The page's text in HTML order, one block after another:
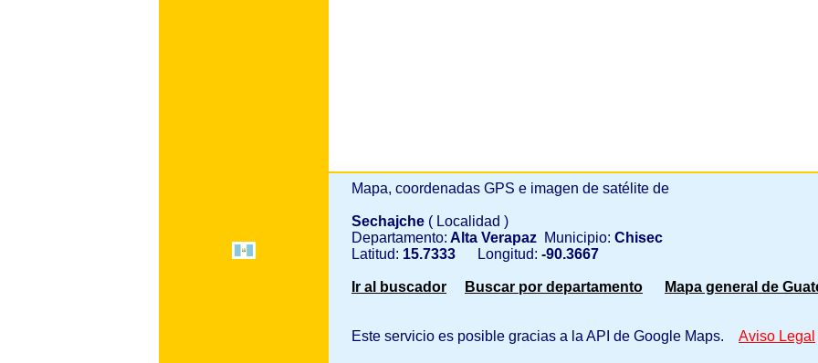
Mapa, coordenadas GPS e imagen de satélite de
Sechajche ( Localidad )
Departamento: Alta Verapaz Municipio: Chisec
Latitud: 15.7333 Longitud: -90.3667
Ir al buscador Buscar por departamento Mapa general de
Este servicio es posible gracias a la API de Google Maps. Aviso Legal